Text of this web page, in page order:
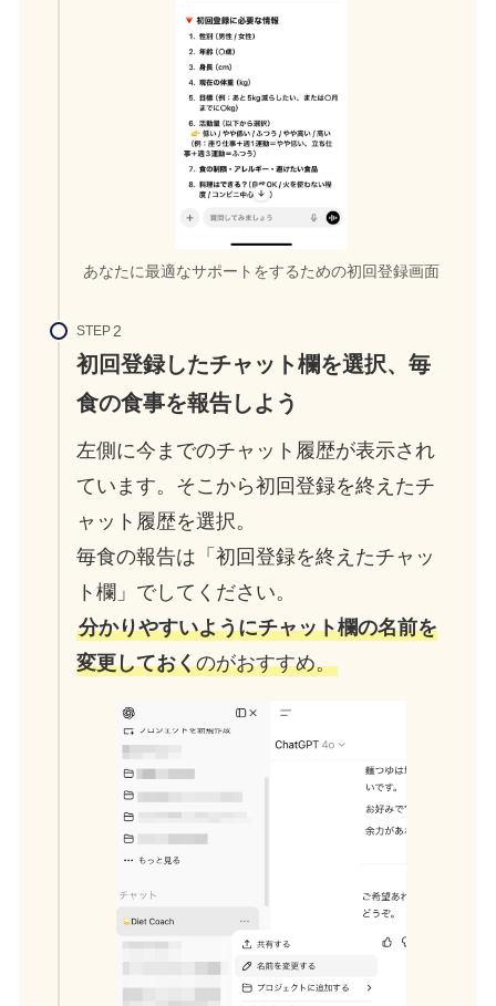
あなたに最適なサポートをするための初回登録画面
STEP
初回登録したチャット欄を選択、毎
食の食事を報告しよう
左側に今までのチャット履歴が表示され
ています。そこから初回登録を終えたチ
ャット履歴を選択。
毎食の報告は「初回登録を終えたチャッ
ト欄」でしてください。
分かりやすいようにチャット欄の名前を
変更しておくのがおすすめ。